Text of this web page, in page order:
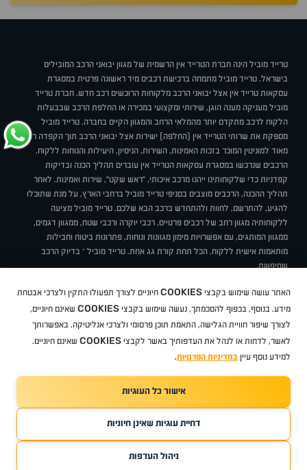
טרייד מוביל הינה חברת הטרייד אין הרשמית של מגוון יבואני הרכב המובילים
בישראל. טרייד מוביל מתמחה ברכישת רכבים מיד ראשונה פרטית במסגרת
עסקאות טרייד אין אצל יבואני הרכב מלקוחות הרוכשים רכב חדש. חברת טרייד
מוביל מעניקה מענה הוגן, שירותי ומקצועי במכירה או החלפת הרכב שבבעלות
הלקוח לרכב מתקדם יותר מהמלאי הרחב והמגוון הקיים בחברה. טרייד מוביל
מספקת את שרותי הטרייד אין (החלפה) ישירות אצל יבואני הרכב תוך הקפדה רבה
מאוד למוניטין המוכר בזכות האמינות, השירות, הניסיון, היעילות והנוחות ללקוח.
הרכבים שנרכשו במסגרת עסקאות הטרייד אין עוברים תהליך הכנה ובדיקות
קפדניות כדי שלקוחותינו ייהנו מרכב איכותי, "ראש שקט", שירות ואמינות. לאחר
תהליך ההכנה, הרכבים מוצבים בסניפי טרייד מוביל ברחבי הארץ, על מנת שתוכלו
להגיע, להתרשם, לחוות ולהתחדש ברכב הבא שלכם. טרייד מוביל מציעה
ללקוחותיה מגוון רחב של רכבים פרטיים, רכבי יוקרה ורכבי שטח, ממגוון דגמים,
ממגוון המותגים, עם אפשרויות מימון מגוונות ונוחות, פתרונות ביטוח וחבילות
מותאמות אישית ללקוח, הכל תחת קורת גג אחת. טרייד מוביל – בדיוק הרכב
שחיפשת.
תקנוןBUY BACKמבצעיםמגזין טרייד מובילאיך זה עובד? דרושים
ניהול העדפות עוגיות
סיטרואן אופלפיג'וMG
Geelyמזדהבי ווי דיצ'רי טסלהניסאןטויוטהדאצ'יהפולקסווגןטסלה
ב מ וולקסוסאאודיסקודהיונדאירנושברולט
TradeMobile instagram
TradeMobile facebook
כל הזכויות שמורות טרייד מוביל2026
האתר עושה שימוש בקבצי COOKIES חיוניים לצורך תפעולו התקין ולצרכי אבטחת
מידע. בנוסף, בכפוף להסכמתך, נעשה שימוש בקבצי COOKIES שאינם חיוניים,
לצורך שיפור חוויית הגלישה, התאמת תוכן פרסומי ולצרכי אנליטיקה. באפשרותך
לאשר, לדחות או לנהל את העדפותיך באשר לקבצי COOKIES שאינם חיוניים.
למידע נוסף עיין במדיניות הפרטיות.
אישור כל העוגיות
דחיית עוגיות שאינן חיוניות
ניהול העדפות